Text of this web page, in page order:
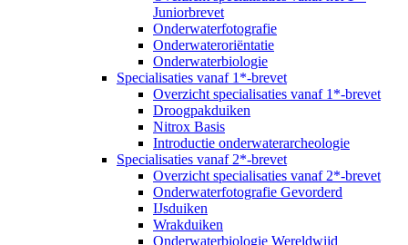
Juniorbrevet
Onderwaterfotografie
Onderwateroriëntatie
Onderwaterbiologie
Specialisaties vanaf 1*-brevet
Overzicht specialisaties vanaf 1*-brevet
Droogpakduiken
Nitrox Basis
Introductie onderwaterarcheologie
Specialisaties vanaf 2*-brevet
Overzicht specialisaties vanaf 2*-brevet
Onderwaterfotografie Gevorderd
IJsduiken
Wrakduiken
Onderwaterbiologie Wereldwijd